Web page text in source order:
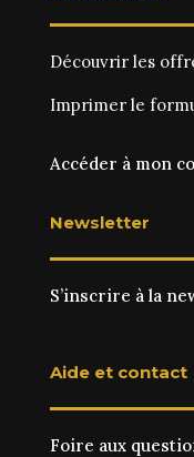
Découvrir les
Imprimer le
Accéder à mon
Newsletter
S’inscrire à la
Aide et contact
Foire aux